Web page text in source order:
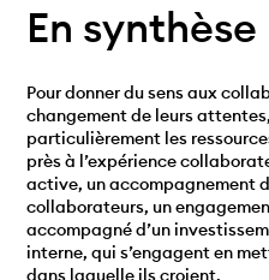
En synthèse
Pour donner du sens aux
changement de leurs
particulièrement les
près à l’expérience
active, un accompagnement
collaborateurs, un
accompagné d’un
interne, qui s’engagent en
dans laquelle ils croient.